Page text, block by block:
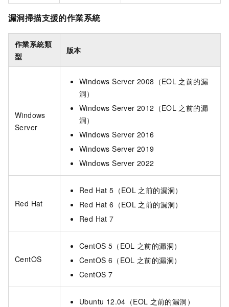
漏洞掃描支援的作業系統
作業系統類
型
版本
Windows
Server
Windows Server 2008（EOL 之前的漏
洞）
Windows Server 2012（EOL 之前的漏
洞）
Windows Server 2016
Windows Server 2019
Windows Server 2022
Red Hat
Red Hat 5（EOL 之前的漏洞）
Red Hat 6（EOL 之前的漏洞）
Red Hat 7
CentOS
CentOS 5（EOL 之前的漏洞）
CentOS 6（EOL 之前的漏洞）
CentOS 7
Ubuntu 12.04（EOL 之前的漏洞）